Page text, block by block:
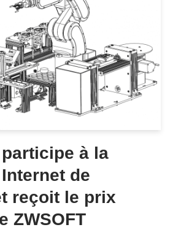
à la
de
reçoit le prix
ZWSOFT